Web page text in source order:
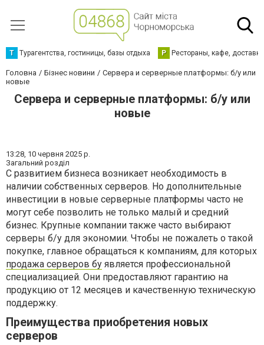
Т Турагентства, гостиницы, базы отдыха Р Рестораны, кафе,
Головна Бізнес новини
Сервера и серверные платформы: б/у или
новые
Сервера и серверные платформы: б/у или
новые
13:28, 10 червня 2025 р.
Загальний розділ
С развитием бизнеса возникает необходимость в
наличии собственных серверов. Но дополнительные
инвестиции в новые серверные платформы часто не
могут себе позволить не только малый и средний
бизнес. Крупные компании также часто выбирают
серверы б/у для экономии. Чтобы не пожалеть о такой
покупке, главное обращаться к компаниям, для которых
продажа серверов бу является профессиональной
специализацией. Они предоставляют гарантию на
продукцию от 12 месяцев и качественную техническую
поддержку.
Преимущества приобретения новых
серверов